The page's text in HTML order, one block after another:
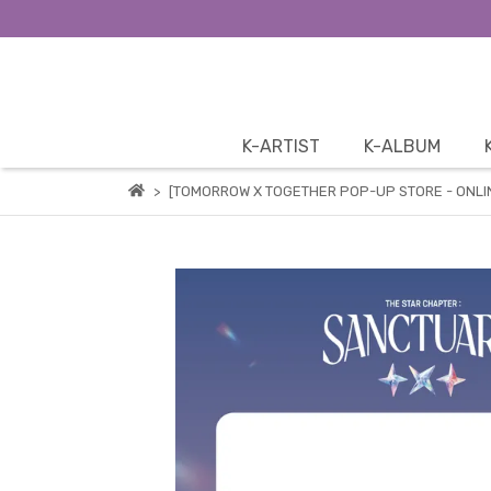
K-ARTIST K-ALBUM
[TOMORROW X TOGETHER POP-UP STORE -